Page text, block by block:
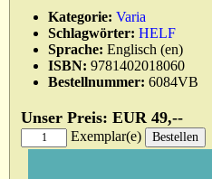
Kategorie: Varia
Schlagwörter: HELF
Sprache: Englisch (en)
ISBN: 9781402018060
Bestellnummer: 6084VB
Unser Preis: EUR 49,--
Exemplar(e)